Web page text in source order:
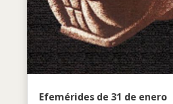
Efemérides de 31 de enero